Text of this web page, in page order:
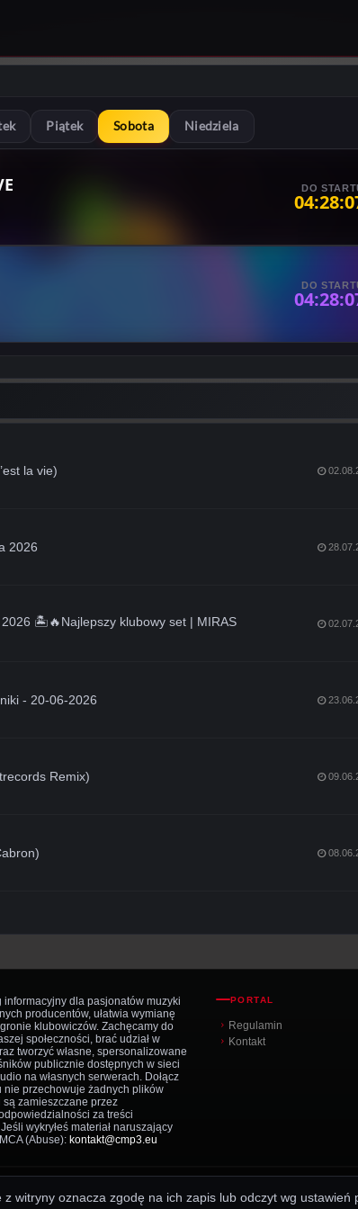
Piątek Sobota Niedziela
DO
DO
la vie)
2026
🏝️🔥Najlepszy klubowy set | MIRAS
- 20-06-2026
Remix)
dla pasjonatów muzyki
producentów, ułatwia wymianę
klubowiczów. Zachęcamy do
społeczności, brać udział w
tworzyć własne, spersonalizowane
publicznie dostępnych w sieci
na własnych serwerach. Dołącz
nie przechowuje żadnych plików
są zamieszczane przez
za treści
wykryłeś materiał naruszający
(Abuse): kontakt@cmp3.eu
PORTAL
Regulamin
Kontakt
witryny oznacza zgodę na ich zapis lub odczyt wg ustawień